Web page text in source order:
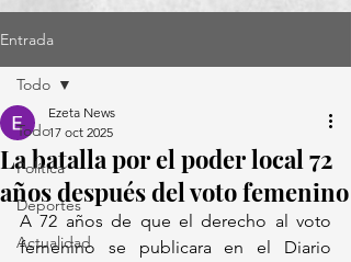
Entrada
Todo
Política
Deportes
Actualidad
Todo
La batalla por el poder local 72
años después del voto femenino
Ezeta News
17 oct 2025
A 72 años de que el derecho al voto
femenino se publicara en el Diario